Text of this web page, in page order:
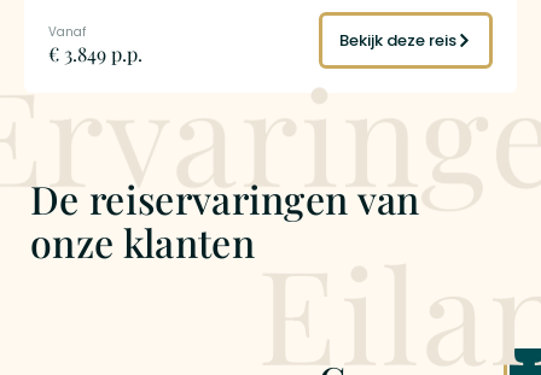
Park. Curaçao verrast met de kleurrijke Handelskade
van Willemstad, een UNESCO Werelderfgoed-
binnenstad, en idyllische baaien die je met de
huurauto ontdekt. Op Bonaire sluit je de rondreis
ABC-eilanden af in stilte: flamingo’s bij het
Pekelmeer, kantduiken langs het beschermde
koraalrif en de ruige natuur van Washington
Slagbaai. Korte vluchten verbinden de eilanden.
Boutique hotels vormen je uitvalsbasis. De rest
bepaal je zelf.
€ 3.849 p.p.
Bekijk deze reis
De reiservaringen van
onze klanten